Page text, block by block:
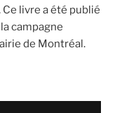
livre a été publié
campagne
de Montréal.